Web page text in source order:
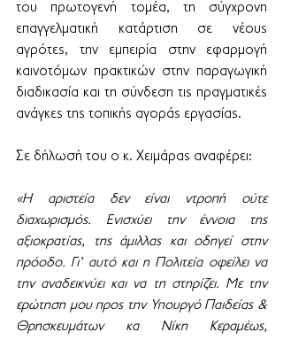
του πρωτογενή τομέα, τη σύγχρονη
επαγγελματική κατάρτιση σε νέους
αγρότες, την εμπειρία στην εφαρμογή
καινοτόμων πρακτικών στην παραγωγική
διαδικασία και τη σύνδεση τις πραγματικές
ανάγκες της τοπικής αγοράς εργασίας.
Σε δήλωσή του ο κ. Χειμάρας αναφέρει:
«Η αριστεία δεν είναι ντροπή ούτε
διαχωρισμός. Ενισχύει την έννοια της
αξιοκρατίας, της άμιλλας και οδηγεί στην
πρόοδο. Γι’ αυτό και η Πολιτεία οφείλει να
την αναδεικνύει και να τη στηρίζει. Με την
ερώτηση μου προς την Υπουργό Παιδείας &
Θρησκευμάτων κα Νίκη Κεραμέως,